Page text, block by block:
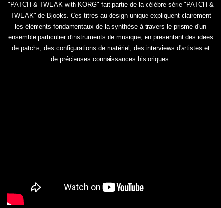
"PATCH & TWEAK with KORG" fait partie de la célèbre série "PATCH &
TWEAK" de Bjooks. Ces titres au design unique expliquent clairement
les éléments fondamentaux de la synthèse à travers le prisme d'un
ensemble particulier d'instruments de musique, en présentant des idées
de patchs, des configurations de matériel, des interviews d'artistes et
de précieuses connaissances historiques.